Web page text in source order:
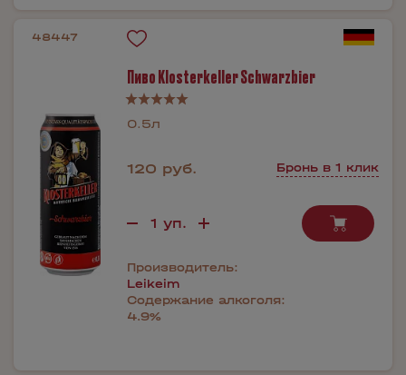
48447
Пиво Klosterkeller Schwarzbier
0.5л
120 руб. Бронь в 1 клик
Производитель:
Leikeim
Содержание алкоголя:
4.9%